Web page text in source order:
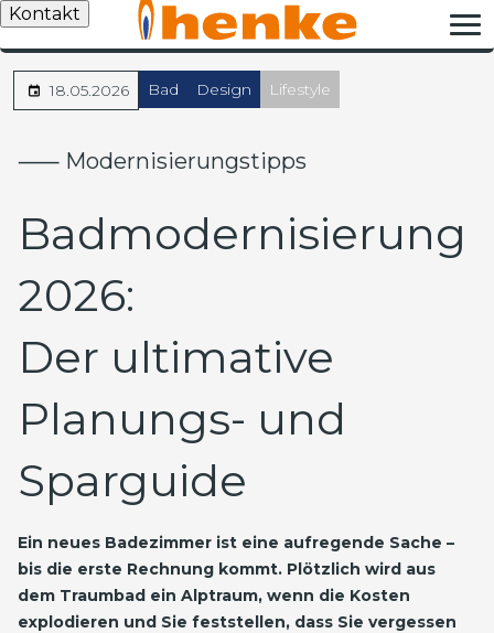
Kontakt
18.05.2026 Bad Design Lifestyle
⸺ Modernisierungstipps
Badmodernisierung
2026:
Der ultimative
Planungs- und
Sparguide
Ein neues Badezimmer ist eine aufregende Sache –
bis die erste Rechnung kommt. Plötzlich wird aus
dem Traumbad ein Alptraum, wenn die Kosten
explodieren und Sie feststellen, dass Sie vergessen